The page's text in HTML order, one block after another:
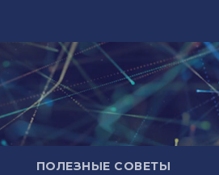
ПОЛЕЗНЫЕ СОВЕТЫ